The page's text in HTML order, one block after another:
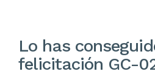
Lo has
felicitación GC-